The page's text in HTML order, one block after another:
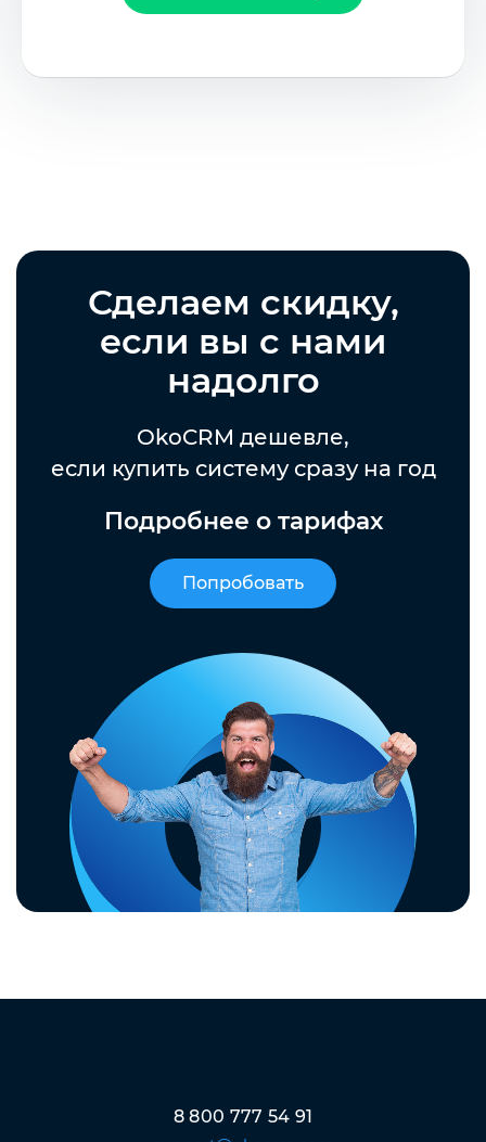
Сделаем скидку,
если вы с нами
надолго
OkoCRM дешевле,
если купить систему сразу на год
Подробнее о тарифах
Попробовать
8 800 777 54 91